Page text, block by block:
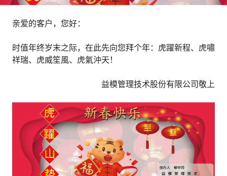
亲爱的客户，您好：
时值年终岁末之际，在此先向您拜个年：虎躍新程、虎嘯
祥瑞、虎威笙風、虎氣沖天！
益模管理技术股份有限公司敬上